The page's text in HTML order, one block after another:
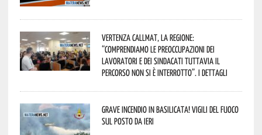
Vertenza CallMat, la Regione:
“comprendiamo le preoccupazioni dei
lavoratori e dei sindacati tuttavia il
percorso non si è interrotto”. I dettagli
Grave incendio in Basilicata! Vigili del fuoco
sul posto da ieri